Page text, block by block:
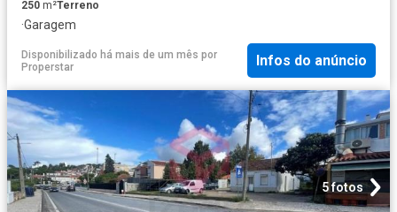
250 m²Terreno
·Garagem
Disponibilizado há mais de um mês por
Properstar
Infos do anúncio
5 fotos